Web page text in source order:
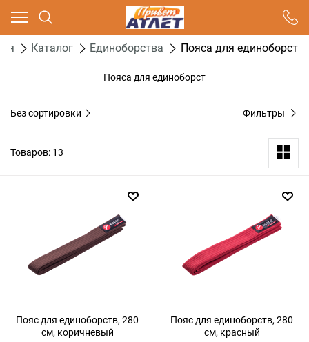
Каталог Единоборства Пояса для единоборст
Пояса для единоборст
Без сортировки Фильтры
Товаров: 13
Пояс для единоборств, 280
см, коричневый
Пояс для единоборств, 280
см, красный
Ваш город - Москва,
угадали?
ДА НЕТ